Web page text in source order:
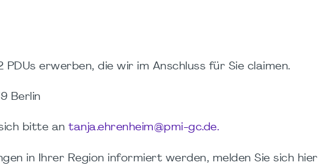
PDUs erwerben, die wir im Anschluss für Sie claimen.
Berlin
bitte an tanja.ehrenheim@pmi-gc.de.
in Ihrer Region informiert werden, melden Sie sich hier